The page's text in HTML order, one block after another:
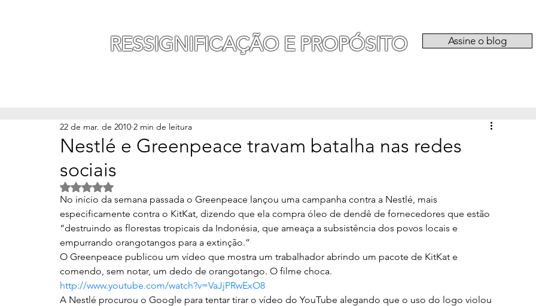
RESSIGNIFICAÇÃO E PROPÓSITO Assine o blog
Nestlé e Greenpeace travam batalha nas redes
sociais
22 de mar. de 2010 2 min de leitura
Avaliado com NaN de 5 estrelas.
No início da semana passada o Greenpeace lançou uma campanha contra a Nestlé, mais
especificamente contra o KitKat, dizendo que ela compra óleo de dendê de fornecedores que estão
“destruindo as florestas tropicais da Indonésia, que ameaça a subsistência dos povos locais e
empurrando orangotangos para a extinção.”
O Greenpeace publicou um vídeo que mostra um trabalhador abrindo um pacote de KitKat e
comendo, sem notar, um dedo de orangotango. O filme choca.
http://www.youtube.com/watch?v=VaJjPRwExO8
A Nestlé procurou o Google para tentar tirar o vídeo do YouTube alegando que o uso do logo violou